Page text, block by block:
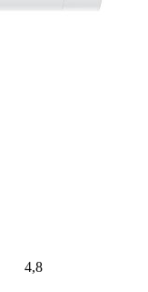
4,8